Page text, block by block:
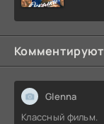
Комментируют
Glenna
Классный фильм.